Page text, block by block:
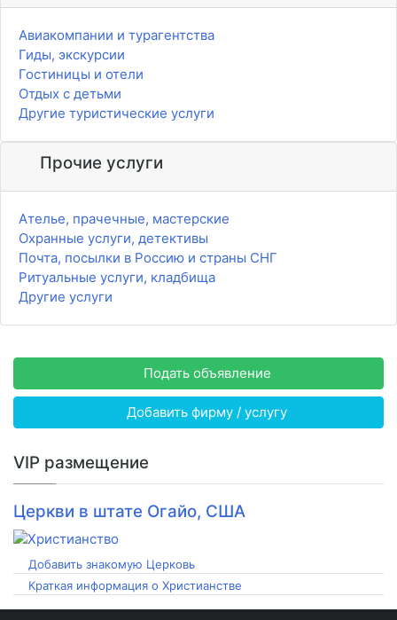
Авиакомпании и турагентства
Гиды, экскурсии
Гостиницы и отели
Отдых с детьми
Другие туристические услуги
Прочие услуги
Ателье, прачечные, мастерские
Охранные услуги, детективы
Почта, посылки в Россию и страны СНГ
Ритуальные услуги, кладбища
Другие услуги
Подать объявление
Добавить фирму / услугу
VIP размещение
Церкви в штате Огайо, США
Добавить знакомую Церковь
Краткая информация о Христианстве